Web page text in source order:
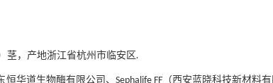
茎，产地浙江省杭州市临安区.
恒华道生物酶有限公司、Sephalife FF（西安蓝晓科技新材料